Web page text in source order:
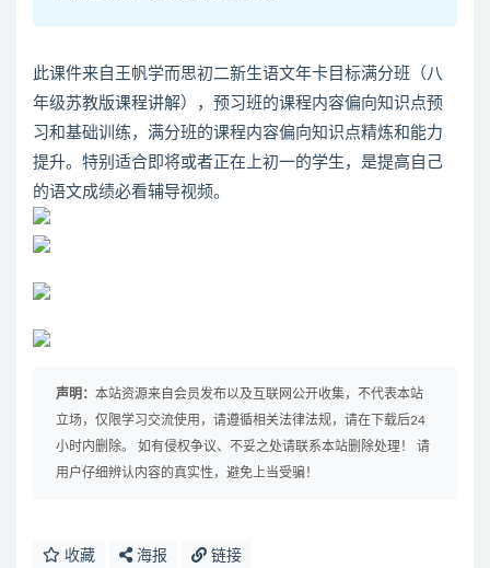
此课件来自王帆学而思初二新生语文年卡目标满分班（八
年级苏教版课程讲解），预习班的课程内容偏向知识点预
习和基础训练，满分班的课程内容偏向知识点精炼和能力
提升。特别适合即将或者正在上初一的学生，是提高自己
的语文成绩必看辅导视频。
声明： 本站资源来自会员发布以及互联网公开收集，不代表本站
立场，仅限学习交流使用，请遵循相关法律法规，请在下载后24
小时内删除。 如有侵权争议、不妥之处请联系本站删除处理！ 请
用户仔细辨认内容的真实性，避免上当受骗！
收藏 海报 链接